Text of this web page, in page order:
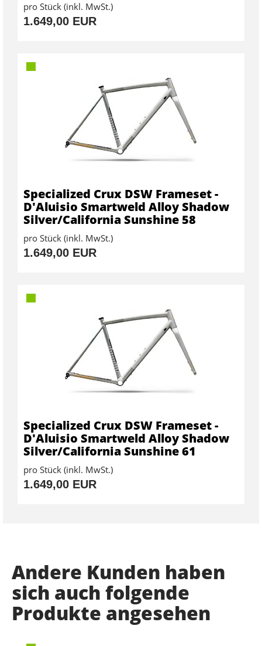
pro Stück (inkl. MwSt.)
1.649,00 EUR
Specialized Crux DSW Frameset -
D'Aluisio Smartweld Alloy Shadow
Silver/California Sunshine 58
pro Stück (inkl. MwSt.)
1.649,00 EUR
Specialized Crux DSW Frameset -
D'Aluisio Smartweld Alloy Shadow
Silver/California Sunshine 61
pro Stück (inkl. MwSt.)
1.649,00 EUR
Andere Kunden haben
sich auch folgende
Produkte angesehen